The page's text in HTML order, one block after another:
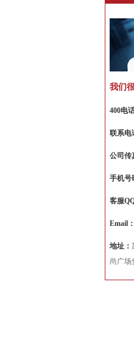
我们
400电
联系电
公司传
手机号
客服
Email：
地址：
尚广场